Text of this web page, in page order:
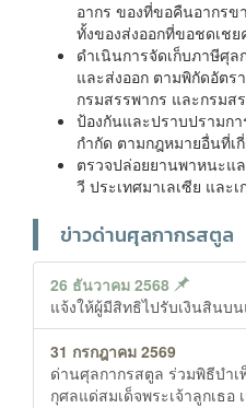
อากร ของที่ขอคืนอากร
ทั้งของส่งออกที่ขอชดเช
ดำเนินการจัดเก็บภาษีศุ
และส่งออก ตามพิกัดอัต
กรมสรรพากร และกรมส
ป้องกันและปราบปรามก
กำกัด ตามกฎหมายอื่นที่เ
ตรวจปล่อยยานพาหนะแล
วี ประเทศมาเลเซีย และ
ข่าวด่านศุลกากรสตูล
26 ธันวาคม 2568
แจ้งให้ผู้มีสิทธิไปรับเงินสินบ
31 กรกฎาคม 2569
ด่านศุลกากรสตูล ร่วมพิธีบำ
กุศลแด่สมเด็จพระเจ้าลูกเธอ